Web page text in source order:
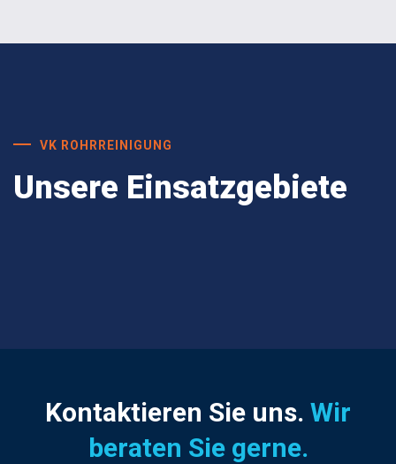
VK ROHRREINIGUNG
Unsere Einsatzgebiete
Kontaktieren Sie uns. Wir
beraten Sie gerne.